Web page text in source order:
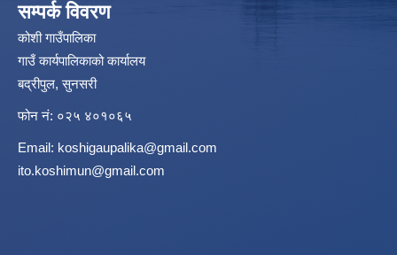
सम्पर्क विवरण
कोशी गाउँपालिका
गाउँ कार्यपालिकाको कार्यालय
बद्रीपुल, सुनसरी
फोन नं: ०२५ ४०१०६५
Email: koshigaupalika@gmail.com
ito.koshimun@gmail.com